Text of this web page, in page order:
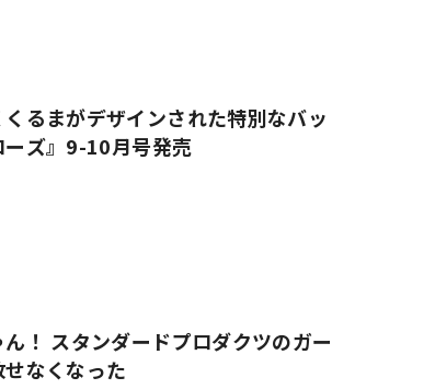
るまがデザインされた特別なバッ
ズ』9-10月号発売
！ スタンダードプロダクツのガー
なくなった